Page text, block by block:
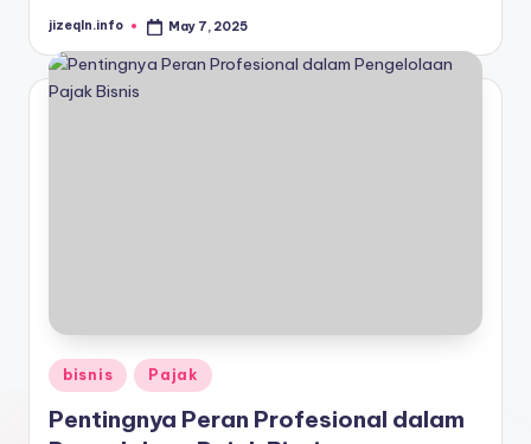
Posted
jizeqln.info May 7, 2025
Posted
in
bisnis Pajak
Pentingnya Peran Profesional dalam